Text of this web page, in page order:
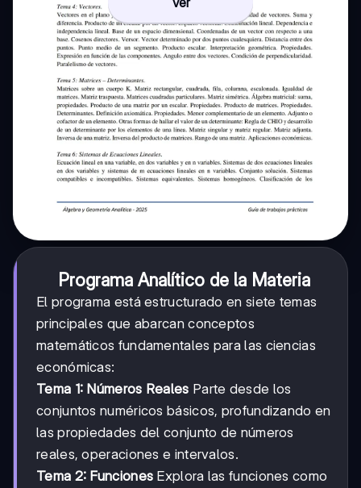
Programa Analítico de la Materia
El programa está estructurado en siete temas
principales que abarcan conceptos
matemáticos fundamentales para las ciencias
económicas:
Tema 1: Números Reales Parte desde los
conjuntos numéricos básicos, profundizando en
las propiedades del conjunto de números
reales, operaciones e intervalos.
Tema 2: Funciones Explora las funciones como